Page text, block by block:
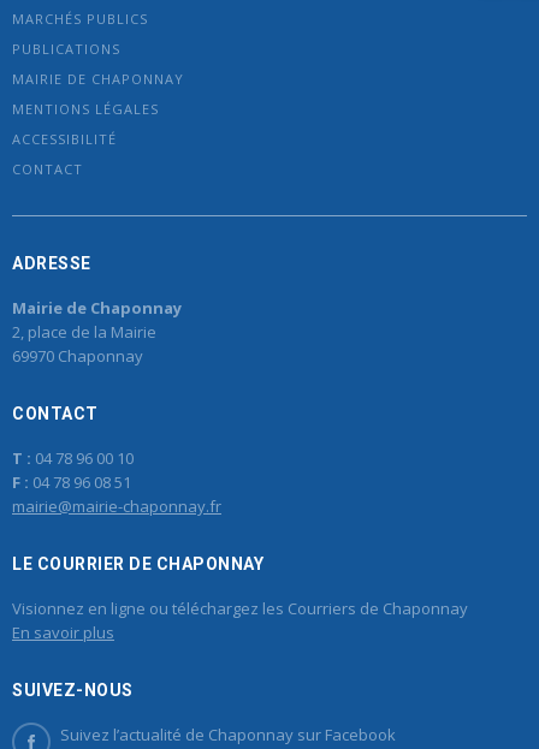
MARCHÉS PUBLICS
PUBLICATIONS
MAIRIE DE CHAPONNAY
MENTIONS LÉGALES
ACCESSIBILITÉ
CONTACT
ADRESSE
Mairie de Chaponnay
2, place de la Mairie
69970 Chaponnay
CONTACT
T : 04 78 96 00 10
F : 04 78 96 08 51
mairie@mairie-chaponnay.fr
LE COURRIER DE CHAPONNAY
Visionnez en ligne ou téléchargez les Courriers de Chaponnay
En savoir plus
SUIVEZ-NOUS
Suivez l’actualité de Chaponnay sur Facebook